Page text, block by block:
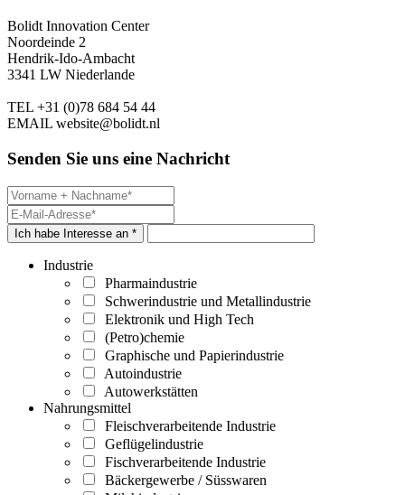
Bolidt Innovation Center
Noordeinde 2
Hendrik-Ido-Ambacht
3341 LW Niederlande
TEL +31 (0)78 684 54 44
EMAIL website@bolidt.nl
Senden Sie uns eine Nachricht
Ich habe Interesse an *
Industrie
Pharmaindustrie
Schwerindustrie und Metallindustrie
Elektronik und High Tech
(Petro)chemie
Graphische und Papierindustrie
Autoindustrie
Autowerkstätten
Nahrungsmittel
Fleischverarbeitende Industrie
Geflügelindustrie
Fischverarbeitende Industrie
Bäckergewerbe / Süsswaren